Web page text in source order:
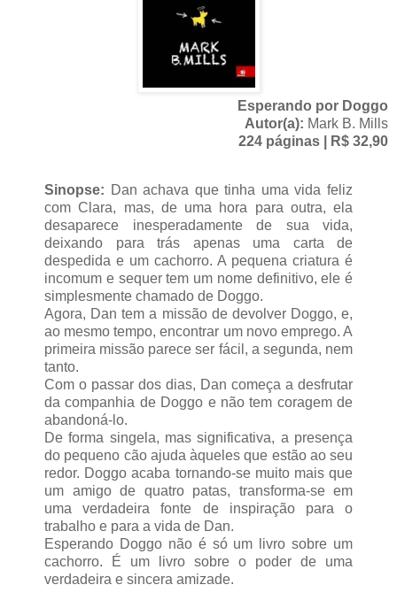
Esperando por Doggo
Autor(a): Mark B. Mills
224 páginas | R$ 32,90
Sinopse: Dan achava que tinha uma vida feliz
com Clara, mas, de uma hora para outra, ela
desaparece inesperadamente de sua vida,
deixando para trás apenas uma carta de
despedida e um cachorro. A pequena criatura é
incomum e sequer tem um nome definitivo, ele é
simplesmente chamado de Doggo.
Agora, Dan tem a missão de devolver Doggo, e,
ao mesmo tempo, encontrar um novo emprego. A
primeira missão parece ser fácil, a segunda, nem
tanto.
Com o passar dos dias, Dan começa a desfrutar
da companhia de Doggo e não tem coragem de
abandoná-lo.
De forma singela, mas significativa, a presença
do pequeno cão ajuda àqueles que estão ao seu
redor. Doggo acaba tornando-se muito mais que
um amigo de quatro patas, transforma-se em
uma verdadeira fonte de inspiração para o
trabalho e para a vida de Dan.
Esperando Doggo não é só um livro sobre um
cachorro. É um livro sobre o poder de uma
verdadeira e sincera amizade.